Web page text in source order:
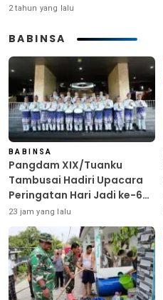
2 tahun yang lalu
BABINSA
BABINSA
Pangdam XIX/Tuanku
Tambusai Hadiri Upacara
Peringatan Hari Jadi ke-69
Provinsi Riau
23 jam yang lalu